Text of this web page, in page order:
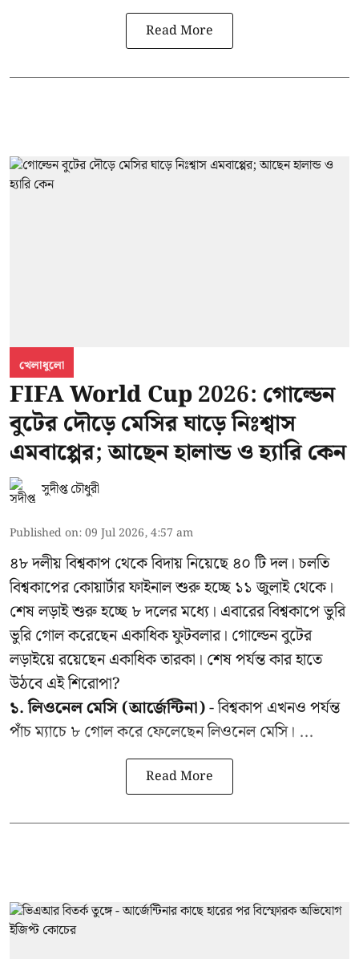
Read More
খেলাধুলো
FIFA World Cup 2026: গোল্ডেন
বুটের দৌড়ে মেসির ঘাড়ে নিঃশ্বাস
এমবাপ্পের; আছেন হালান্ড ও হ্যারি কেন
সুদীপ্ত চৌধুরী
Published on:09 Jul 2026, 4:57 am
৪৮ দলীয় বিশ্বকাপ থেকে বিদায় নিয়েছে ৪০ টি দল। চলতি
বিশ্বকাপের কোয়ার্টার ফাইনাল শুরু হচ্ছে ১১ জুলাই থেকে।
শেষ লড়াই শুরু হচ্ছে ৮ দলের মধ্যে। এবারের বিশ্বকাপে ভুরি
ভুরি গোল করেছেন একাধিক ফুটবলার। গোল্ডেন বুটের
লড়াইয়ে রয়েছেন একাধিক তারকা। শেষ পর্যন্ত কার হাতে
উঠবে এই শিরোপা?
১. লিওনেল মেসি (আর্জেন্টিনা)- বিশ্বকাপ এখনও পর্যন্ত
পাঁচ ম্যাচে ৮ গোল করে ফেলেছেন লিওনেল মেসি। ...
Read More